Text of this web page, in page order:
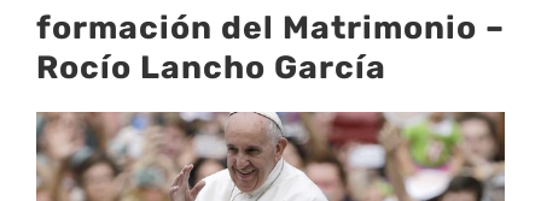
formación del Matrimonio –
Rocío Lancho García
Ver
imagen
más